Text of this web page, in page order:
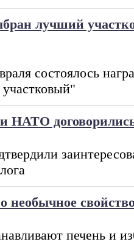
лучший
состоялось
НАТО
необычное
печень и